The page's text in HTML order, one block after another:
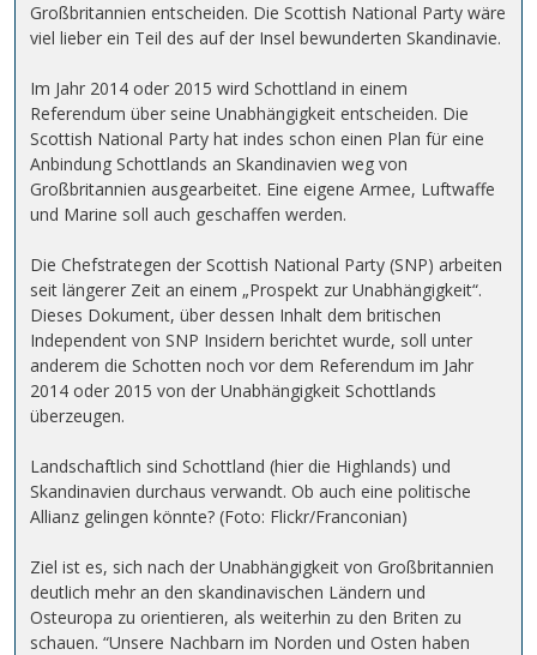
Großbritannien entscheiden. Die Scottish National Party wäre
viel lieber ein Teil des auf der Insel bewunderten Skandinavie.
Im Jahr 2014 oder 2015 wird Schottland in einem
Referendum über seine Unabhängigkeit entscheiden. Die
Scottish National Party hat indes schon einen Plan für eine
Anbindung Schottlands an Skandinavien weg von
Großbritannien ausgearbeitet. Eine eigene Armee, Luftwaffe
und Marine soll auch geschaffen werden.
Die Chefstrategen der Scottish National Party (SNP) arbeiten
seit längerer Zeit an einem „Prospekt zur Unabhängigkeit“.
Dieses Dokument, über dessen Inhalt dem britischen
Independent von SNP Insidern berichtet wurde, soll unter
anderem die Schotten noch vor dem Referendum im Jahr
2014 oder 2015 von der Unabhängigkeit Schottlands
überzeugen.
Landschaftlich sind Schottland (hier die Highlands) und
Skandinavien durchaus verwandt. Ob auch eine politische
Allianz gelingen könnte? (Foto: Flickr/Franconian)
Ziel ist es, sich nach der Unabhängigkeit von Großbritannien
deutlich mehr an den skandinavischen Ländern und
Osteuropa zu orientieren, als weiterhin zu den Briten zu
schauen. “Unsere Nachbarn im Norden und Osten haben